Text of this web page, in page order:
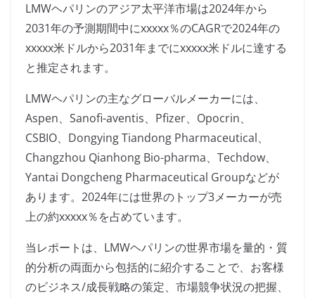
LMWヘパリンのアジア太平洋市場は2024年から
2031年の予測期間中にxxxxx％のCAGRで2024年の
xxxxx米ドルから2031年までにxxxxx米ドルに達する
と推定されます。
LMWヘパリンの主なグローバルメーカーには、
Aspen、Sanofi-aventis、Pfizer、Opocrin、
CSBIO、Dongying Tiandong Pharmaceutical、
Changzhou Qianhong Bio-pharma、Techdow、
Yantai Dongcheng Pharmaceutical Groupなどが
あります。2024年には世界のトップ3メーカーが売
上の約xxxxx％を占めています。
当レポートは、LMWヘパリンの世界市場を量的・質
的分析の両面から包括的に紹介することで、お客様
のビジネス/成長戦略の策定、市場競争状況の把握、